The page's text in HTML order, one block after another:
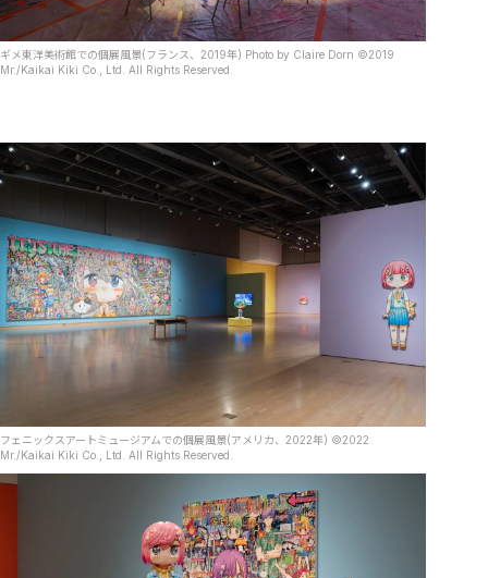
ギメ東洋美術館での個展風景(フランス、2019年) Photo by Claire Dorn ©2019
Mr./Kaikai Kiki Co., Ltd. All Rights Reserved.
フェニックスアートミュージアムでの個展風景(アメリカ、2022年) ©2022
Mr./Kaikai Kiki Co., Ltd. All Rights Reserved.